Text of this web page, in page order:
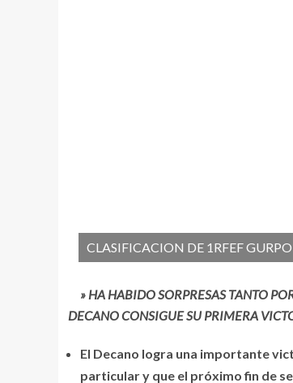
CLASIFICACION DE 1RFEF
» HA HABIDO SORPRESAS TANTO
DECANO CONSIGUE SU PRIMERA
El Decano logra una importante
particular y que el próximo fin de